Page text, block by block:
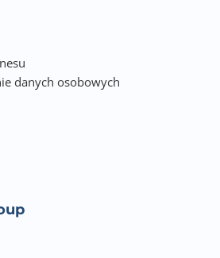
danych osobowych